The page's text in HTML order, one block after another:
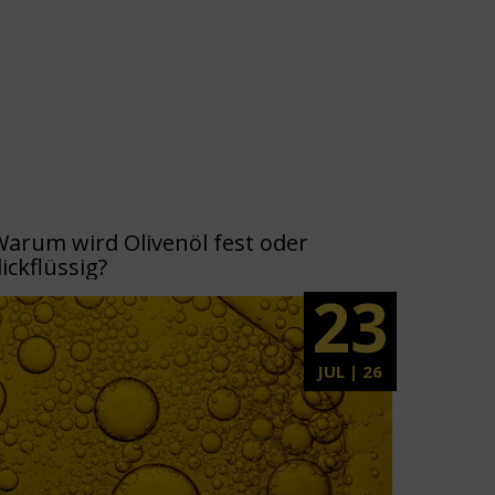
wird Olivenöl fest oder
23
JUL | 26